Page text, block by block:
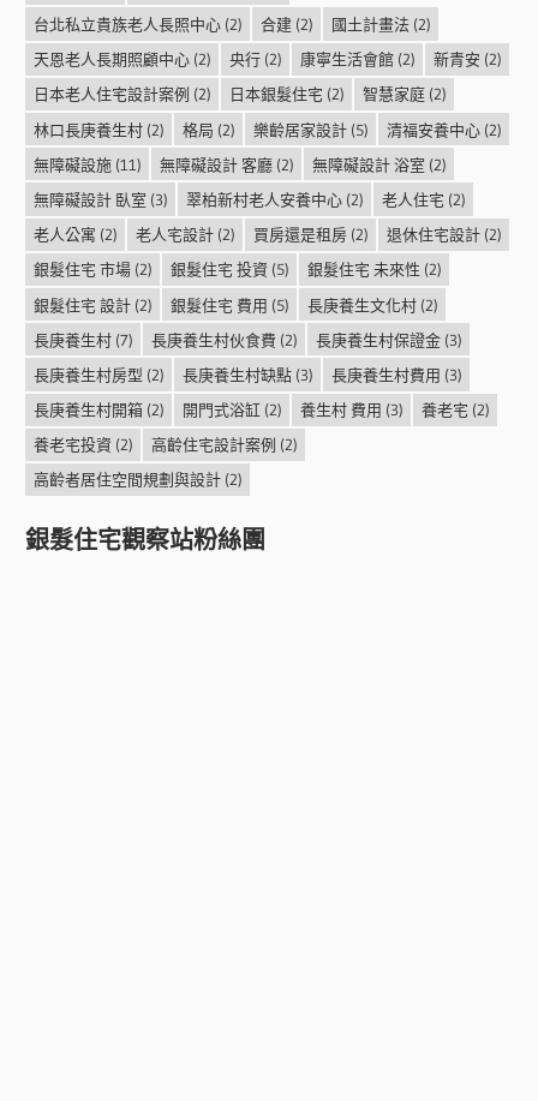
台北私立貴族老人長照中心(2) 合建(2) 國土計畫法(2)
天恩老人長期照顧中心(2) 央行(2) 康寧生活會館(2) 新青安 (2)
日本老人住宅設計案例 (2) 日本銀髮住宅 (2) 智慧家庭(2)
林口長庚養生村(2) 格局 (2) 樂齡居家設計(5) 清福安養中心(2)
無障礙設施(11) 無障礙設計 客廳(2) 無障礙設計 浴室 (2)
無障礙設計 臥室 (3) 翠柏新村老人安養中心(2) 老人住宅 (2)
老人公寓 (2) 老人宅設計(2) 買房還是租房(2) 退休住宅設計(2)
銀髮住宅 市場(2) 銀髮住宅 投資(5) 銀髮住宅 未來性 (2)
銀髮住宅 設計(2) 銀髮住宅 費用 (5) 長庚養生文化村(2)
長庚養生村(7) 長庚養生村伙食費 (2) 長庚養生村保證金(3)
長庚養生村房型 (2) 長庚養生村缺點(3) 長庚養生村費用 (3)
長庚養生村開箱(2) 開門式浴缸(2) 養生村 費用 (3) 養老宅 (2)
養老宅投資(2) 高齡住宅設計案例 (2)
高齡者居住空間規劃與設計(2)
銀髮住宅觀察站粉絲團